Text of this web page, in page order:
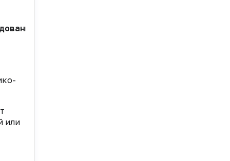
Разработчики препарата
или